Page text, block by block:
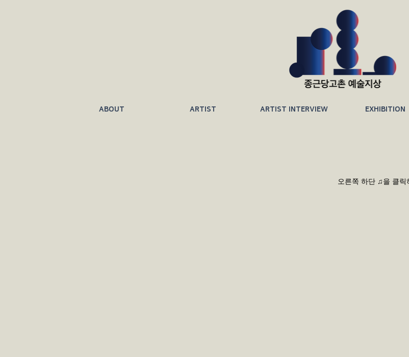
ABOUT ARTIST ARTIST INTERVIEW EXHIBITION
오른쪽 하단 ♫을 클릭